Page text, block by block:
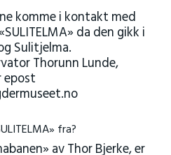
komme i kontakt med
da den gikk i
Sulitjelma.
Thorunn Lunde,
epost
fra?
av Thor Bjerke, er